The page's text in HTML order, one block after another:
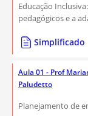
Educação
pedagógicos e a
Simplificado
Aula 01 - Prof
Paludetto
Planejamento de